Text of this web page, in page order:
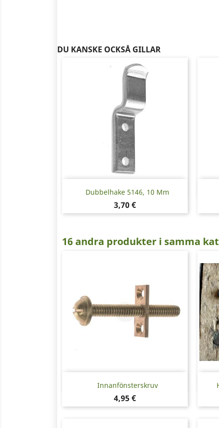
DU KANSKE OCKSÅ GILLAR
Dubbelhake 5146, 10 Mm
Pris
3,70 €
Snabbvy
16 andra produkter i samma
Innanfönsterskruv
Pris
4,95 €
Snabbvy